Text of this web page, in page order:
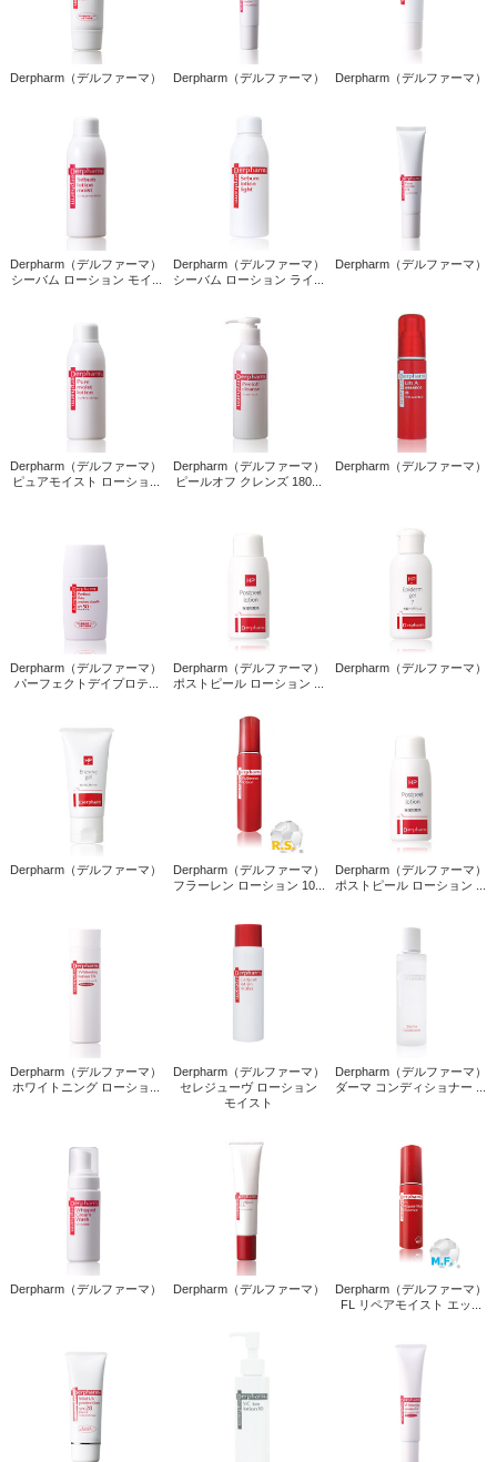
Derpharm（デルファーマ） Derpharm（デルファーマ） Derpharm（デルファーマ）
Derpharm（デルファーマ）
シーバム ローション モイ...
Derpharm（デルファーマ）
シーバム ローション ライ...
Derpharm（デルファーマ）
Derpharm（デルファーマ）
ピュアモイスト ローショ...
Derpharm（デルファーマ）
ピールオフ クレンズ 180...
Derpharm（デルファーマ）
Derpharm（デルファーマ）
パーフェクトデイプロテ...
Derpharm（デルファーマ）
ポストピール ローション ...
Derpharm（デルファーマ）
Derpharm（デルファーマ）
Derpharm（デルファーマ）
フラーレン ローション 10...
Derpharm（デルファーマ）
ポストピール ローション ...
Derpharm（デルファーマ）
ホワイトニング ローショ...
Derpharm（デルファーマ）
セレジューヴ ローション
モイスト
Derpharm（デルファーマ）
ダーマ コンディショナー ...
Derpharm（デルファーマ） Derpharm（デルファーマ）
Derpharm（デルファーマ）
FL リペアモイスト エッ...